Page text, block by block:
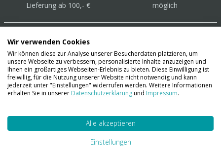
Lieferung ab 100,- €
möglich
Über 40.000 Artikel auf
Lager
Wir verwenden Cookies
Wir können diese zur Analyse unserer Besucherdaten platzieren, um
unsere Webseite zu verbessern, personalisierte Inhalte anzuzeigen und
Ihnen ein großartiges Webseiten-Erlebnis zu bieten. Diese Einwilligung ist
freiwillig, für die Nutzung unserer Website nicht notwendig und kann
jederzeit unter "Einstellungen" widerrufen werden. Weitere Informationen
erhalten Sie in unserer Datenschutzerklärungund Impressum.
Alle akzeptieren
Einstellungen